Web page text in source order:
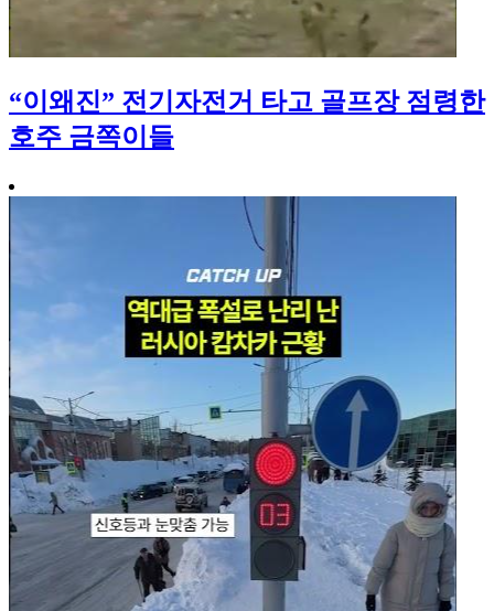
“이왜진” 전기자전거 타고 골프장 점령한
호주 금쪽이들